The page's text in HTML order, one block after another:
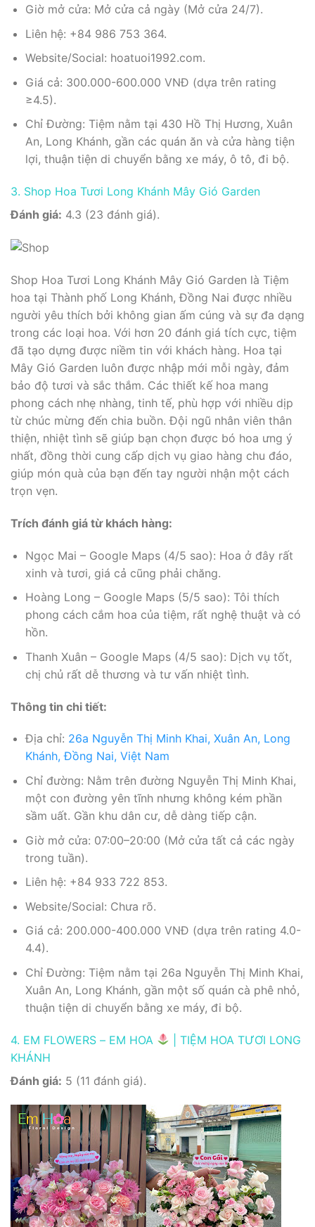
Giờ mở cửa: Mở cửa cả ngày (Mở cửa 24/7).
Liên hệ: +84 986 753 364.
Website/Social: hoatuoi1992.com.
Giá cả: 300.000-600.000 VNĐ (dựa trên rating
≥4.5).
Chỉ Đường: Tiệm nằm tại 430 Hồ Thị Hương, Xuân
An, Long Khánh, gần các quán ăn và cửa hàng tiện
lợi, thuận tiện di chuyển bằng xe máy, ô tô, đi bộ.
3. Shop Hoa Tươi Long Khánh Mây Gió Garden
Đánh giá: 4.3 (23 đánh giá).
Shop Hoa Tươi Long Khánh Mây Gió Garden là Tiệm
hoa tại Thành phố Long Khánh, Đồng Nai được nhiều
người yêu thích bởi không gian ấm cúng và sự đa dạng
trong các loại hoa. Với hơn 20 đánh giá tích cực, tiệm
đã tạo dựng được niềm tin với khách hàng. Hoa tại
Mây Gió Garden luôn được nhập mới mỗi ngày, đảm
bảo độ tươi và sắc thắm. Các thiết kế hoa mang
phong cách nhẹ nhàng, tinh tế, phù hợp với nhiều dịp
từ chúc mừng đến chia buồn. Đội ngũ nhân viên thân
thiện, nhiệt tình sẽ giúp bạn chọn được bó hoa ưng ý
nhất, đồng thời cung cấp dịch vụ giao hàng chu đáo,
giúp món quà của bạn đến tay người nhận một cách
trọn vẹn.
Trích đánh giá từ khách hàng:
Ngọc Mai – Google Maps (4/5 sao): Hoa ở đây rất
xinh và tươi, giá cả cũng phải chăng.
Hoàng Long – Google Maps (5/5 sao): Tôi thích
phong cách cắm hoa của tiệm, rất nghệ thuật và có
hồn.
Thanh Xuân – Google Maps (4/5 sao): Dịch vụ tốt,
chị chủ rất dễ thương và tư vấn nhiệt tình.
Thông tin chi tiết:
Địa chỉ: 26a Nguyễn Thị Minh Khai, Xuân An, Long
Khánh, Đồng Nai, Việt Nam
Chỉ đường: Nằm trên đường Nguyễn Thị Minh Khai,
một con đường yên tĩnh nhưng không kém phần
sầm uất. Gần khu dân cư, dễ dàng tiếp cận.
Giờ mở cửa: 07:00–20:00 (Mở cửa tất cả các ngày
trong tuần).
Liên hệ: +84 933 722 853.
Website/Social: Chưa rõ.
Giá cả: 200.000-400.000 VNĐ (dựa trên rating 4.0-
4.4).
Chỉ Đường: Tiệm nằm tại 26a Nguyễn Thị Minh Khai,
Xuân An, Long Khánh, gần một số quán cà phê nhỏ,
thuận tiện di chuyển bằng xe máy, đi bộ.
4. EM FLOWERS – EM HOA
| TIỆM HOA TƯƠI LONG
KHÁNH
Đánh giá: 5 (11 đánh giá).